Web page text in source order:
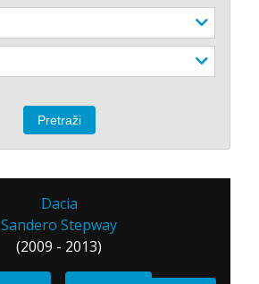
Dacia
Sandero Stepway
(2009 - 2013)